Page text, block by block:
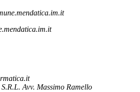
Avv. Massimo Ramello